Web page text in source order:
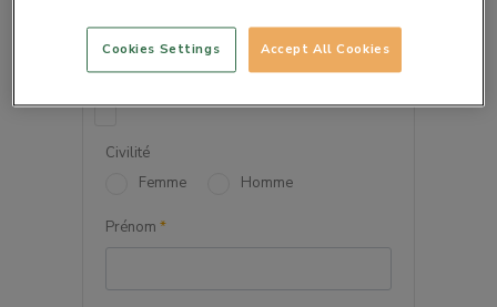
PERSONNELLES
Civilité
Femme
Homme
Prénom *
Accept All Cookies
Cookies Settings